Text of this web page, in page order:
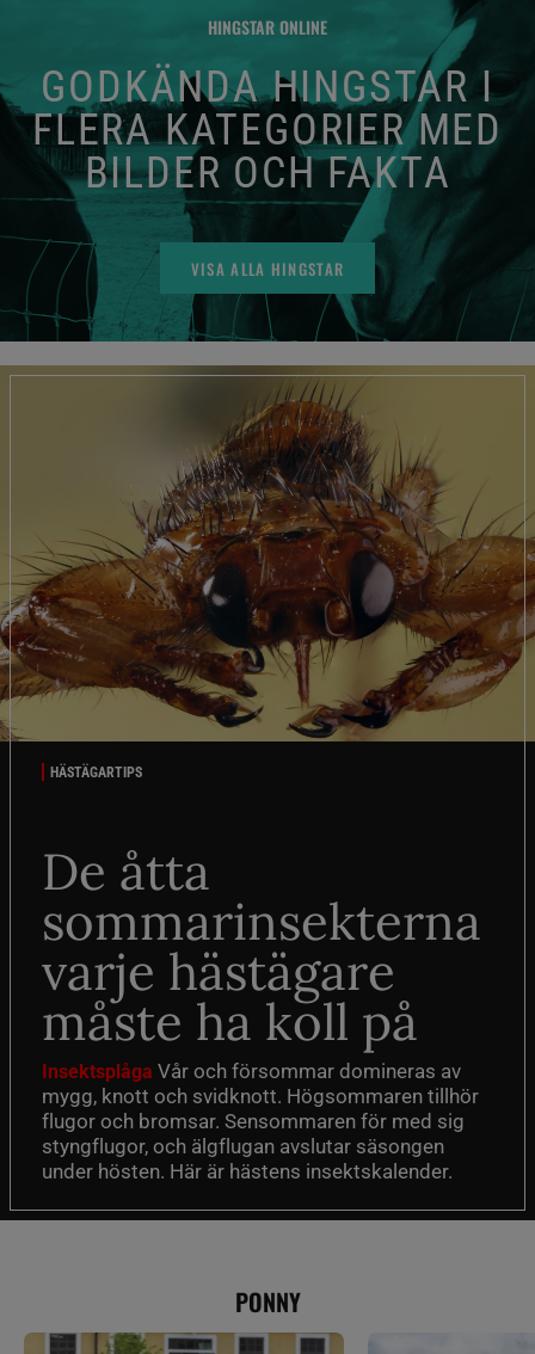
HINGSTAR ONLINE
GODKÄNDA HINGSTAR I
FLERA KATEGORIER MED
BILDER OCH FAKTA
VISA ALLA HINGSTAR
HÄSTÄGARTIPS
De åtta
sommarinsekterna
varje hästägare
måste ha koll på
Insektsplåga Vår och försommar domineras av
mygg, knott och svidknott. Högsommaren tillhör
flugor och bromsar. Sensommaren för med sig
styngflugor, och älgflugan avslutar säsongen
under hösten. Här är hästens insektskalender.
PONNY